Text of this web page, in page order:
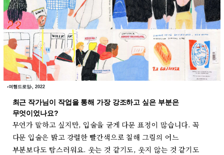
‹여행드로잉›, 2022
최근 작가님이 작업을 통해 가장 강조하고 싶은 부분은
무엇이었나요?
무언가 말하고 싶지만, 입술을 굳게 다문 표정이 많습니다. 꼭
다문 입술은 밝고 강렬한 빨간색으로 칠해 그림의 어느
부분보다도 탐스러워요. 웃는 것 같기도, 웃지 않는 것 같기도